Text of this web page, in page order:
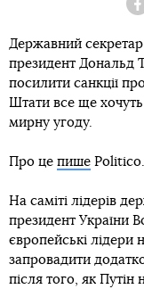
Державний
президент Дональд
посилити санкції
Штати все ще
мирну угоду.
Про це пише Politico.
На саміті лідерів
президент України
європейські лідери
запровадити
після того, як